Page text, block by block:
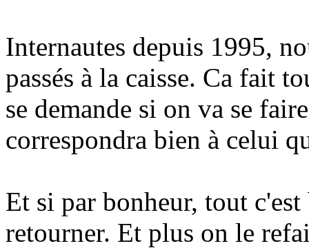
Internautes depuis 1995,
passés à la caisse. Ca fait
se demande si on va se
correspondra bien à celui
Et si par bonheur, tout
retourner. Et plus on le